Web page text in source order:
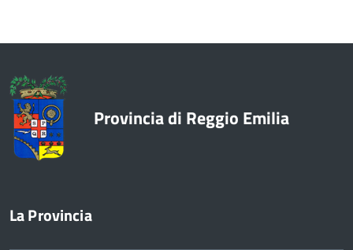
Provincia di Reggio Emilia
La Provincia